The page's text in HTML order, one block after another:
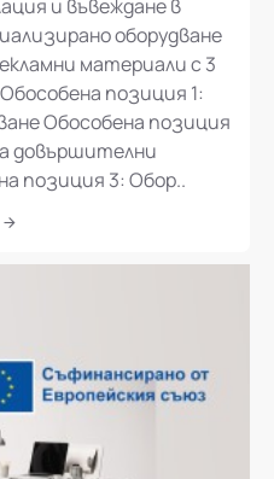
и въвеждане в
оборудване
материали с 3
позиция 1:
Обособена позиция
довършителни
позиция 3: Обор..